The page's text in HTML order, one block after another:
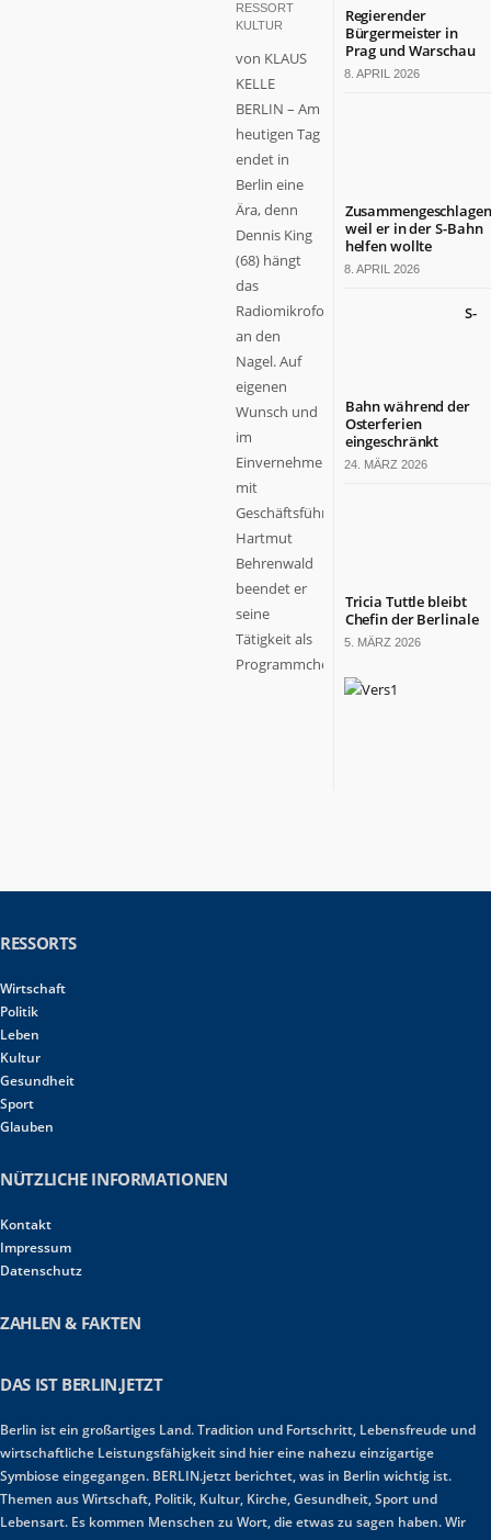
RESSORT
KULTUR
von KLAUS
KELLE
BERLIN – Am
heutigen Tag
endet in
Berlin eine
Ära, denn
Dennis King
(68) hängt
das
Radiomikrofon
an den
Nagel. Auf
eigenen
Wunsch und
im
Einvernehmen
mit
Geschäftsführer
Hartmut
Behrenwald
beendet er
seine
Tätigkeit als
Programmchef...
Regierender
Bürgermeister in
Prag und Warschau
8. APRIL 2026
weil er in der S-Bahn
helfen wollte
8. APRIL 2026
S-
Bahn während der
Osterferien
eingeschränkt
24. MÄRZ 2026
Tricia Tuttle bleibt
Chefin der Berlinale
5. MÄRZ 2026
RESSORTS
Wirtschaft
Politik
Leben
Kultur
Gesundheit
Sport
Glauben
NÜTZLICHE INFORMATIONEN
Kontakt
Impressum
Datenschutz
ZAHLEN & FAKTEN
DAS IST BERLIN.JETZT
Berlin ist ein großartiges Land. Tradition und Fortschritt, Lebensfreude und
wirtschaftliche Leistungsfähigkeit sind hier eine nahezu einzigartige
Symbiose eingegangen. BERLIN.jetzt berichtet, was in Berlin wichtig ist.
Themen aus Wirtschaft, Politik, Kultur, Kirche, Gesundheit, Sport und
Lebensart. Es kommen Menschen zu Wort, die etwas zu sagen haben. Wir